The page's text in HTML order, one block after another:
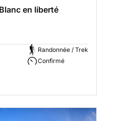
en liberté
Randonnée / Trek
Confirmé